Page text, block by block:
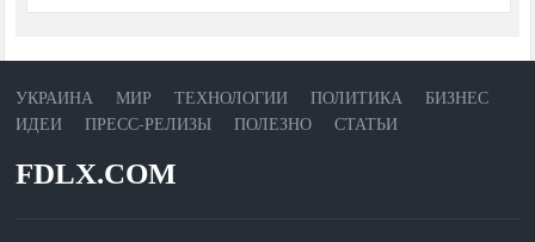
УКРАИНА МИР ТЕХНОЛОГИИ ПОЛИТИКА
БИЗНЕС
ИДЕИ
ПРЕСС-РЕЛИЗЫ ПОЛЕЗНО СТАТЬИ
FDLX.COM